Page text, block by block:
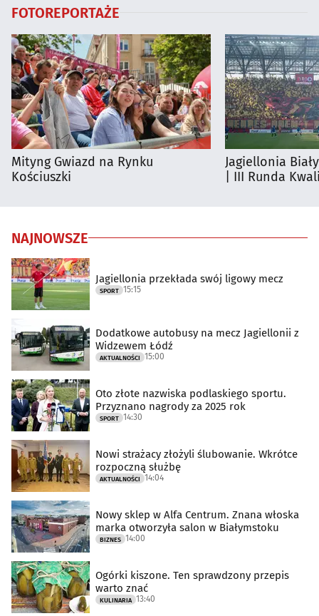
FOTOREPORTAŻE
Mityng Gwiazd na Rynku
Kościuszki
Jagiellonia
| III Runda
NAJNOWSZE
Jagiellonia przekłada swój ligowy mecz
SPORT 15:15
Dodatkowe autobusy na mecz Jagiellonii z
Widzewem Łódź
AKTUALNOŚCI 15:00
Oto złote nazwiska podlaskiego sportu.
Przyznano nagrody za 2025 rok
SPORT 14:30
Nowi strażacy złożyli ślubowanie. Wkrótce
rozpoczną służbę
AKTUALNOŚCI 14:04
Nowy sklep w Alfa Centrum. Znana włoska
marka otworzyła salon w Białymstoku
BIZNES 14:00
Ogórki kiszone. Ten sprawdzony przepis
warto znać
KULINARIA 13:40